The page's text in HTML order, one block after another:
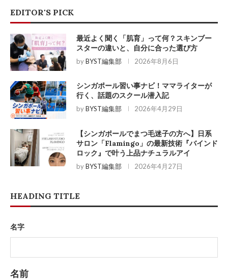
EDITOR'S PICK
最近よく聞く「肌育」って何？スキンブー
スターの違いと、自分に合った選び方
byBYST編集部 2026年8月6日
シンガポール習い事ナビ！ママライターが
行く、話題のスクール潜入記
byBYST編集部 2026年4月29日
【シンガポールでまつ毛迷子の方へ】日系
サロン「Flamingo」の最新技術『バインド
ロック』で叶う上品ナチュラルアイ
byBYST編集部 2026年4月27日
HEADING TITLE
名字
名前